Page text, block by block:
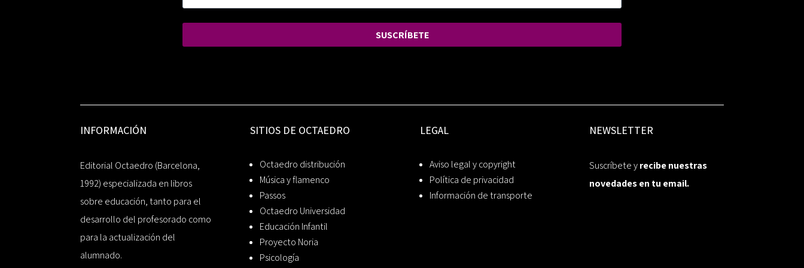
SUSCRÍBETE
INFORMACIÓN
Editorial Octaedro (Barcelona,
1992) especializada en libros
sobre educación, tanto para el
desarrollo del profesorado como
para la actualización del
alumnado.
SITIOS DE OCTAEDRO
Octaedro distribución
Música y flamenco
Passos
Octaedro Universidad
Educación Infantil
Proyecto Noria
Psicología
LEGAL
Aviso legal y copyright
Política de privacidad
Información de transporte
NEWSLETTER
Suscríbete yrecibe nuestras
novedades en tu email.